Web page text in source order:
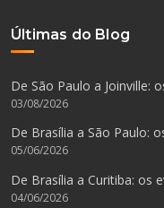
Últimas do Blog
De São Paulo a Joinville:
03/08/2026
De Brasília a São Paulo:
05/06/2026
De Brasília a Curitiba: os
04/06/2026